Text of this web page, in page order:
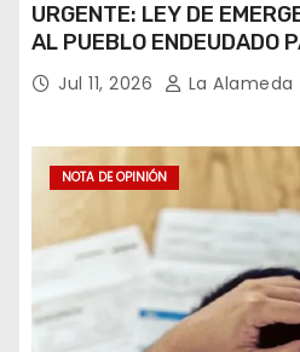
URGENTE: LEY DE
AL PUEBLO ENDEUDADO
Jul 11, 2026 La Alameda
NOTA DE OPINIÓN